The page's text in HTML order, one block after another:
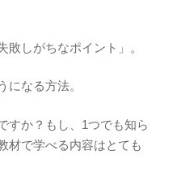
敗しがちなポイント」。
になる方法。
すか？もし、1つでも知ら
材で学べる内容はとても